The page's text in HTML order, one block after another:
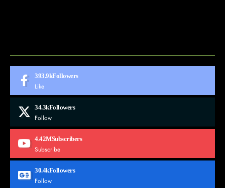
393.9kFollowers
Like
34.3kFollowers
Follow
4.42MSubscribers
Subscribe
30.4kFollowers
Follow